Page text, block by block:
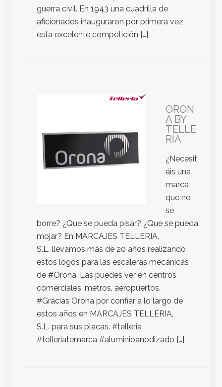
guerra civil. En 1943 una cuadrilla de
aficionados inauguraron por primera vez
esta excelente competición […]
ORON
A BY
TELLE
RIA
¿Necesit
áis una
marca
que no
se
borre? ¿Que se pueda pisar? ¿Que se pueda
mojar? En MARCAJES TELLERIA,
S.L. llevamos más de 20 años realizando
estos logos para las escaleras mecánicas
de #Orona. Las puedes ver en centros
comerciales, metros, aeropuertos.
#Gracias Orona por confiar a lo largo de
estos años en MARCAJES TELLERIA,
S.L. para sus placas. #telleria
#telleriatemarca #aluminioanodizado […]